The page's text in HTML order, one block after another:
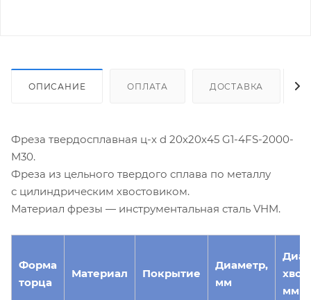
ОПИСАНИЕ ОПЛАТА ДОСТАВКА
Фреза твердосплавная ц-х d 20х20х45 G1-4FS-2000-
M30.
Фреза из цельного твердого сплава по металлу
с цилиндрическим хвостовиком.
Материал фрезы — инструментальная сталь VHM.
Форма
торца
Материал Покрытие
Диаметр,
мм
мм